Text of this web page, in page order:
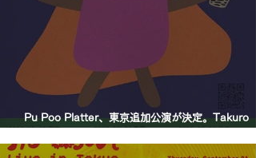
Pu Poo Platter、東京追加公演が決定。Takuro